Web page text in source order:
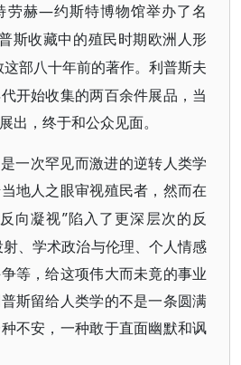
劳赫—约斯特博物馆举办了名
普斯收藏中的殖民时期欧洲人形
部八十年前的著作。利普斯夫
开始收集的两百余件展品，当
出，终于和公众见面。
是一次罕见而激进的逆转人类学
地人之眼审视殖民者，然而在
向凝视”陷入了更深层次的反
射、学术政治与伦理、个人情感
等，给这项伟大而未竟的事业
斯留给人类学的不是一条圆满
不安，一种敢于直面幽默和讽